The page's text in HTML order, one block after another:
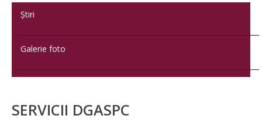
Știri
Galerie foto
SERVICII DGASPC